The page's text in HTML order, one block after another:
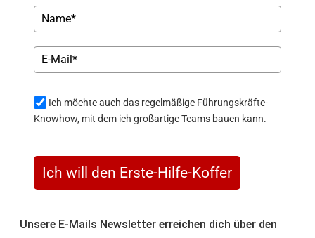
Knowhow, mit dem ich großartige Teams bauen kann.
Ich will den Erste-Hilfe-Koffer
Anbieter ActiveCampaign. In unserer